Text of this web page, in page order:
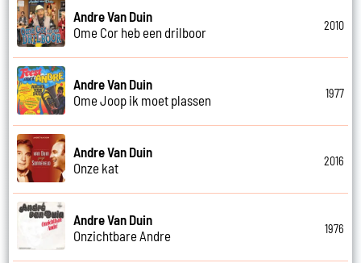
Andre Van Duin
Ome Cor heb een drilboor
2010
Andre Van Duin
Ome Joop ik moet plassen
1977
Andre Van Duin
Onze kat
2016
Andre Van Duin
Onzichtbare Andre
1976